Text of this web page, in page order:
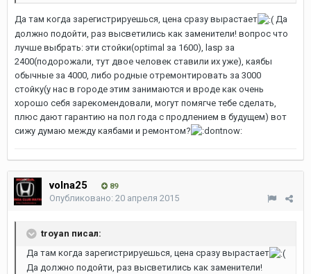
Да там когда зарегистрируешься, цена сразу вырастает
Да
должно подойти, раз высветились как заменители! вопрос что
лучше выбрать: эти стойки(optimal за 1600), lasp за
2400(подорожали, тут двое человек ставили их уже), каябы
обычные за 4000, либо родные отремонтировать за 3000
стойку(у нас в городе этим занимаются и вроде как очень
хорошо себя зарекомендовали, могут помягче тебе сделать,
плюс дают гарантию на пол года с продлением в будущем) вот
сижу думаю между каябами и ремонтом?
volna25 89
Опубликовано: 20 апреля 2015
troyan писал:
Да там когда зарегистрируешься, цена сразу вырастает
Да должно подойти, раз высветились как заменители!